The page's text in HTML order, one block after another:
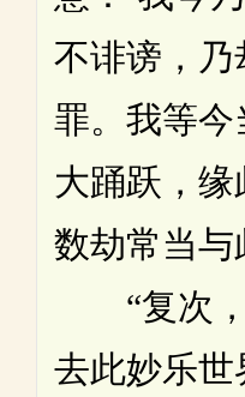
不诽谤，乃
罪。我等今
大踊跃，
数劫常当与
“复次，
去此妙乐世